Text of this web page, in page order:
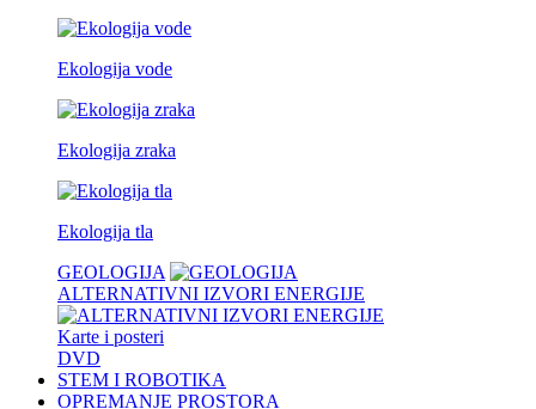
Ekologija vode
Ekologija zraka
Ekologija tla
GEOLOGIJA
ALTERNATIVNI IZVORI ENERGIJE
Karte i posteri
DVD
STEM I ROBOTIKA
OPREMANJE PROSTORA